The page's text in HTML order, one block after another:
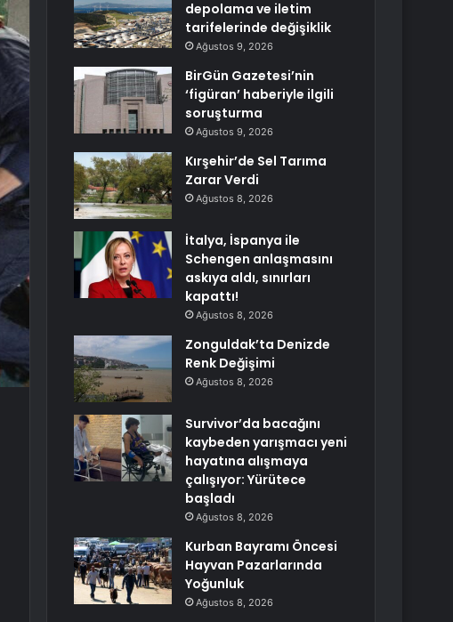
depolama ve iletim
tarifelerinde değişiklik
Ağustos 9, 2026
BirGün Gazetesi’nin
‘figüran’ haberiyle ilgili
soruşturma
Ağustos 9, 2026
Kırşehir’de Sel Tarıma
Zarar Verdi
Ağustos 8, 2026
İtalya, İspanya ile
Schengen anlaşmasını
askıya aldı, sınırları
kapattı!
Ağustos 8, 2026
Zonguldak’ta Denizde
Renk Değişimi
Ağustos 8, 2026
Survivor’da bacağını
kaybeden yarışmacı yeni
hayatına alışmaya
çalışıyor: Yürütece
başladı
Ağustos 8, 2026
Kurban Bayramı Öncesi
Hayvan Pazarlarında
Yoğunluk
Ağustos 8, 2026